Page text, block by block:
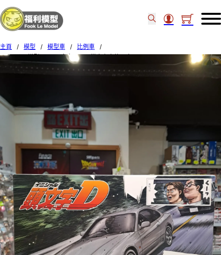
主頁 / 模型 / 模型車 / 比例車
/
AOSHIMA模型 1/24 頭文字D #19 從東京來的二人 S15 SILVIA 066119